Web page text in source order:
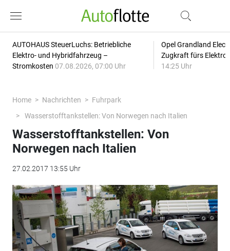
AUTOHAUS SteuerLuchs: Betriebliche
Elektro- und Hybridfahrzeug –
Stromkosten 07.08.2026, 07:00 Uhr
Opel Grandland
Zugkraft fürs
14:25 Uhr
Home Nachrichten
Fuhrpark
Wasserstofftankstellen: Von Norwegen nach Italien
Wasserstofftankstellen: Von
Norwegen nach Italien
27.02.2017 13:55 Uhr